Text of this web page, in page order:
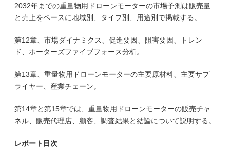
2032年までの重量物用ドローンモーターの市場予測は販売量
と売上をベースに地域別、タイプ別、用途別で掲載する。
第12章、市場ダイナミクス、促進要因、阻害要因、トレン
ド、ポーターズファイブフォース分析。
第13章、重量物用ドローンモーターの主要原材料、主要サプ
ライヤー、産業チェーン。
第14章と第15章では、重量物用ドローンモーターの販売チャ
ネル、販売代理店、顧客、調査結果と結論について説明する。
レポート目次